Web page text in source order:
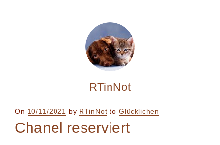
RTinNot
On Posted
on
10/11/2021 by RTinNot to Glücklichen
Chanel reserviert